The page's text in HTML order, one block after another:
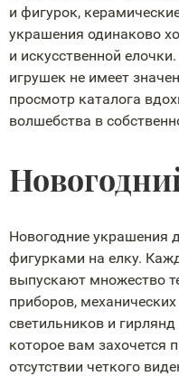
и фигурок,
украшения одинаково
и искусственной
игрушек не имеет
просмотр каталога
волшебства в
Новогодние украшения
фигурками на елку.
выпускают множество
приборов,
светильников и
которое вам захочется
отсутствии четкого